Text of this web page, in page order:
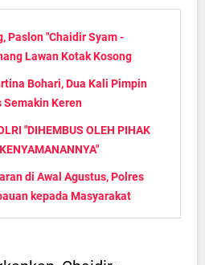
Paslon "Chaidir Syam -
Lawan Kotak Kosong
Bohari, Dua Kali Pimpin
Keren
"DIHEMBUS OLEH PIHAK
di Awal Agustus, Polres
kepada Masyarakat